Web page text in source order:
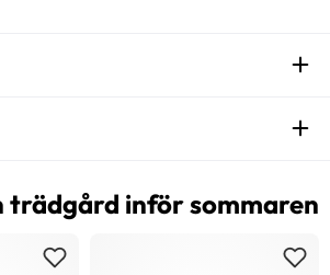
trädgård inför sommaren